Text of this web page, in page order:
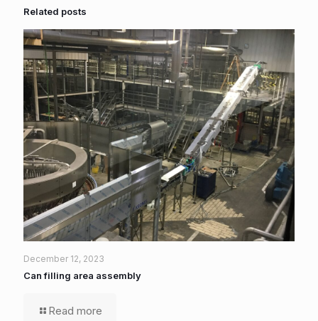
Related posts
December 12, 2023
Can filling area assembly
Read more